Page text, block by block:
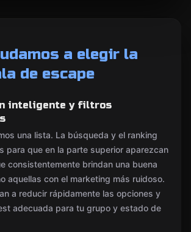
a elegir la
de escape
inteligente y filtros
una lista. La búsqueda y el ranking
para que en la parte superior aparezcan
consistentemente brindan una buena
aquellas con el marketing más ruidoso.
a reducir rápidamente las opciones y
adecuada para tu grupo y estado de